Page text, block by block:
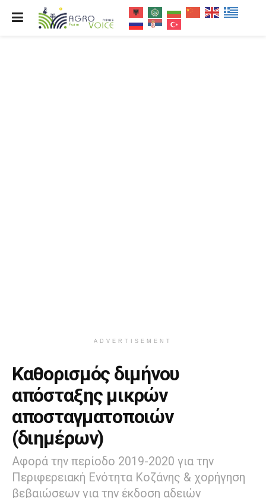
ADVERTISEMENT
Καθορισμός διμήνου
απόσταξης μικρών
αποσταγματοποιών
(διημέρων)
Αφορά την περίοδο 2019-2020 για την
Περιφερειακή Ενότητα Κοζάνης & χορήγηση
βεβαιώσεων για την έκδοση αδειών